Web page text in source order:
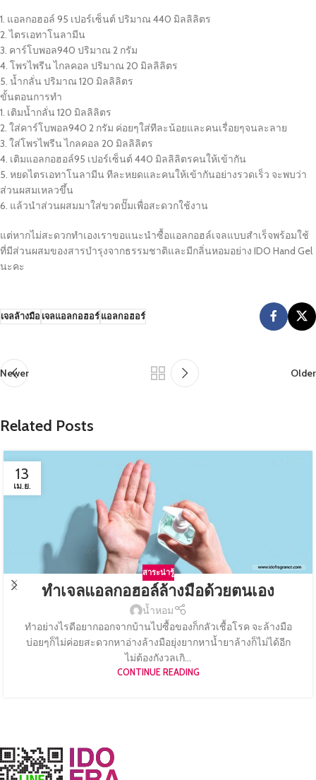
1. แอลกอฮอล์ 95 เปอร์เซ็นต์ ปริมาณ 440 มิลลิลิตร
2. ไตรเอทาโนลามีน
3. คาร์โบพอล940 ปริมาณ 2 กรัม
4. โพรไพรีน ไกลคอล ปริมาณ 20 มิลลิลิตร
5. น้ำกลั่น ปริมาณ 120 มิลลิลิตร
ขั้นตอนการทำ
1. เติมน้ำกลั่น 120 มิลลิลิตร
2. ใส่คาร์โบพอล940 2 กรัม ค่อยๆใส่ทีละน้อยและคนเรื่อยๆจนละลาย
3. ใส่โพรไพรีน ไกลคอล 20 มิลลิลิตร
4. เติมแอลกอฮอล์95 เปอร์เซ็นต์ 440 มิลลิลิตรคนให้เข้ากัน
5. หยดไตรเอทาโนลามีน ทีละหยดและคนให้เข้ากันอย่างรวดเร็ว จะพบว่า
ส่วนผสมเหลวขึ้น
6. แล้วนำส่วนผสมมาใส่ขวดปั๊มเพื่อสะดวกใช้งาน
แต่หากไม่สะดวกทำเองเราขอแนะนำซื้อแอลกอฮล์เจลแบบสำเร็จพร้อมใช้
ที่มีส่วนผสมของสารบำรุงจากธรรมชาติและมีกลิ่นหอมอย่าง IDO Hand Gel
นะคะ
เจลล้างมือ เจลแอลกอฮอร์แอลกอฮอร์
Newer Older
Related Posts
13
เม.ย.
สาระน่ารู้
ทำเจลแอลกอฮอล์ล้างมือด้วยตนเอง
น้ำหอม
ทำอย่างไรดีอยากออกจากบ้านไปซื้อของก็กลัวเชื้อโรค จะล้างมือ
บ่อยๆก็ไม่ค่อยสะดวกหาอ่างล้างมือยุ่งยากหาน้ำยาล้างก็ไม่ได้อีก
ไม่ต้องกังวลเกิ...
CONTINUE READING